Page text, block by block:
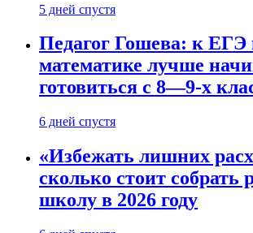
5 дней спустя
Педагог Гошева: к ЕГЭ
математике лучше
готовиться с 8—9-х
6 дней спустя
«Избежать лишних
сколько стоит собрать
школу в 2026 году